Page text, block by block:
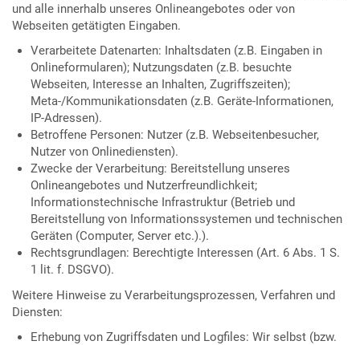
und alle innerhalb unseres Onlineangebotes oder von
Webseiten getätigten Eingaben.
Verarbeitete Datenarten: Inhaltsdaten (z.B. Eingaben in
Onlineformularen); Nutzungsdaten (z.B. besuchte
Webseiten, Interesse an Inhalten, Zugriffszeiten);
Meta-/Kommunikationsdaten (z.B. Geräte-Informationen,
IP-Adressen).
Betroffene Personen: Nutzer (z.B. Webseitenbesucher,
Nutzer von Onlinediensten).
Zwecke der Verarbeitung: Bereitstellung unseres
Onlineangebotes und Nutzerfreundlichkeit;
Informationstechnische Infrastruktur (Betrieb und
Bereitstellung von Informationssystemen und technischen
Geräten (Computer, Server etc.).).
Rechtsgrundlagen: Berechtigte Interessen (Art. 6 Abs. 1 S.
1 lit. f. DSGVO).
Weitere Hinweise zu Verarbeitungsprozessen, Verfahren und
Diensten:
Erhebung von Zugriffsdaten und Logfiles: Wir selbst (bzw.